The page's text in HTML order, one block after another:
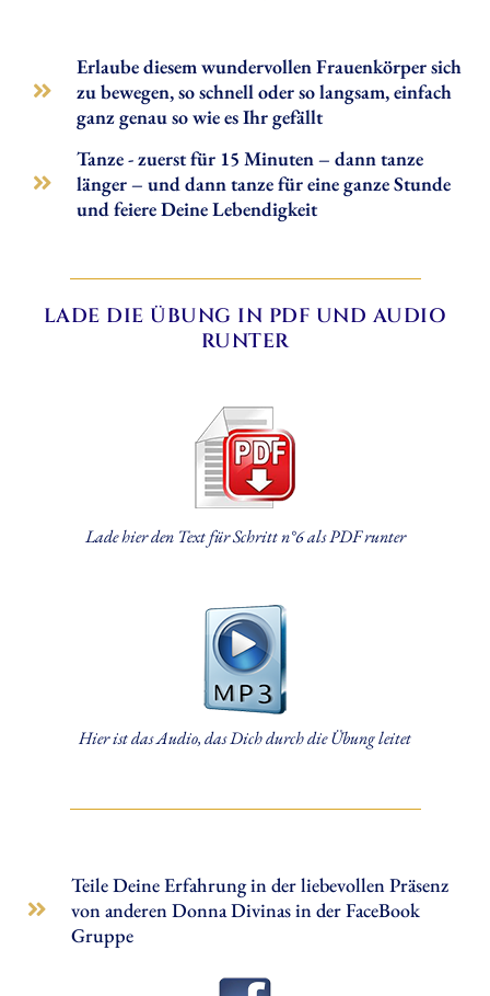
Erlaube diesem wundervollen Frauenkörper sich
zu bewegen, so schnell oder so langsam, einfach
ganz genau so wie es Ihr gefällt
Tanze - zuerst für 15 Minuten – dann tanze
länger – und dann tanze für eine ganze Stunde
und feiere Deine Lebendigkeit
LADE DIE ÜBUNG IN PDF UND AUDIO
RUNTER
Lade hier den Text für Schritt n°6 als PDF runter
Hier ist das Audio, das Dich durch die Übung leitet
Teile Deine Erfahrung in der liebevollen Präsenz
von anderen Donna Divinas in der FaceBook
Gruppe